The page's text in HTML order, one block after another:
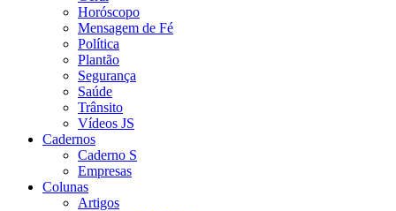
Horóscopo
Mensagem de Fé
Política
Plantão
Segurança
Saúde
Trânsito
Vídeos JS
Cadernos
Caderno S
Empresas
Colunas
Artigos